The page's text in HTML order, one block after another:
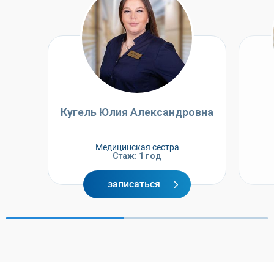
Кугель Юлия Александровна
Медицинская сестра
Стаж: 1 год
записаться